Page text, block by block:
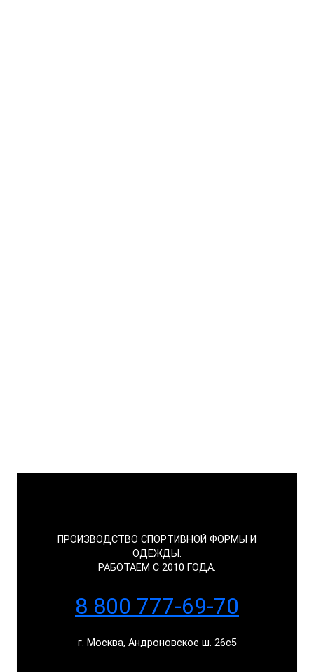
ПРОИЗВОДСТВО СПОРТИВНОЙ ФОРМЫ И
ОДЕЖДЫ.
РАБОТАЕМ С 2010 ГОДА.
8 800 777-69-70
г. Москва, Андроновское ш. 26с5